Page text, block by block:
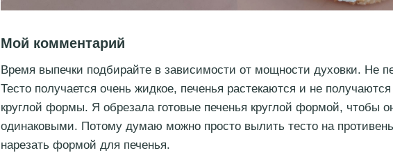
Мой комментарий
Время выпечки подбирайте в зависимости от мощности духовки. Не
Тесто получается очень жидкое, печенья растекаются и не
круглой формы. Я обрезала готовые печенья круглой формой, чтобы
одинаковыми. Потому думаю можно просто вылить тесто на
нарезать формой для печенья.